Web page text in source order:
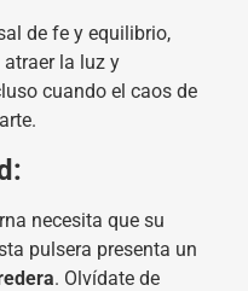
de fe y equilibrio,
la luz y
cuando el caos de
necesita que su
pulsera presenta un
. Olvídate de